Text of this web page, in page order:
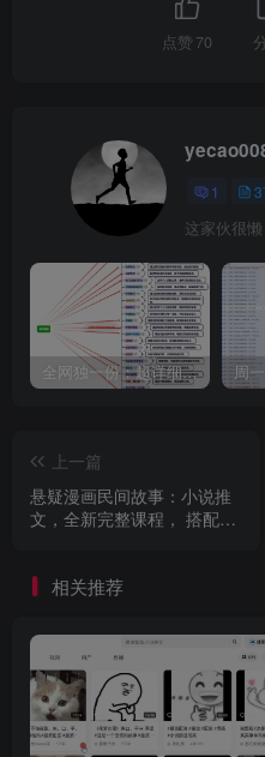
点赞 70
1
这家伙很
全网独一份：超详细的40+个自媒体赛道领域解析手册，让你的内容创作不再局限！
上一篇
悬疑漫画民间故事：小说推
文，全新完整课程， 搭配ai
相关推荐